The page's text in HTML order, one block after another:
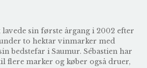
lavede sin første årgang i 2002 efter
to hektar vinmarker med
bedstefar i Saumur. Sébastien har
flere marker og køber også druer,